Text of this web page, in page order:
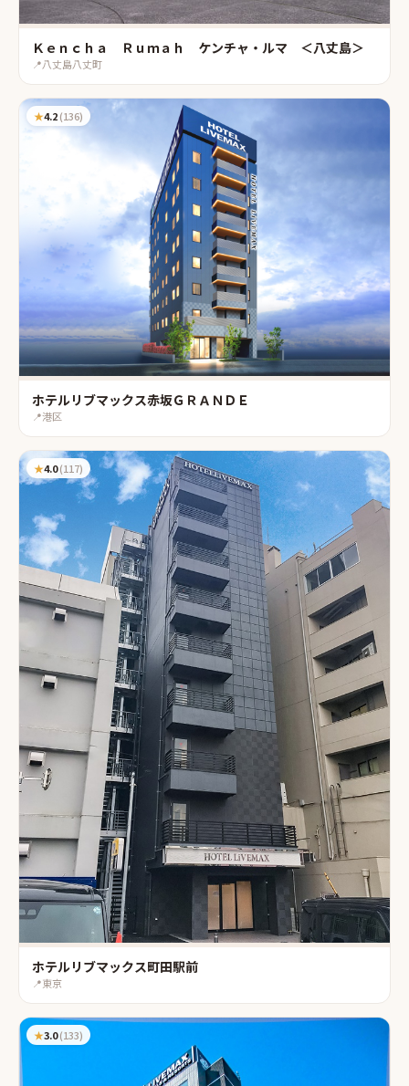
Ｋｅｎｃｈａ Ｒｕｍａｈ ケンチャ・ルマ ＜八丈島＞
📍八丈島八丈町
★4.2(136)
ホテルリブマックス赤坂ＧＲＡＮＤＥ
📍港区
★4.0(117)
ホテルリブマックス町田駅前
📍東京
★3.0(133)